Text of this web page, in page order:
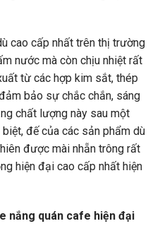
cao cấp nhất trên thị trường
nước mà còn chịu nhiệt rất
từ các hợp kim sắt, thép
bảo sự chắc chắn, sáng
chất lượng này sau một
đế của các sản phẩm dù
được mài nhẵn trông rất
hiện đại cao cấp nhất hiện
nắng quán cafe hiện đại